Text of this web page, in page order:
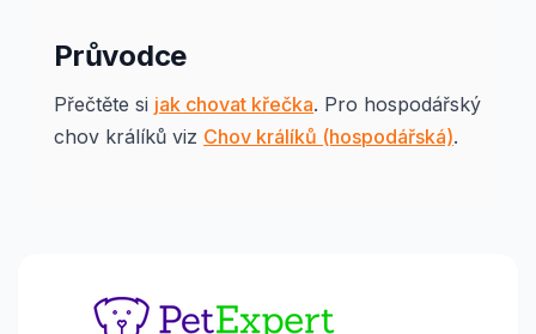
Průvodce
Přečtěte si jak chovat křečka. Pro hospodářský
chov králíků viz Chov králíků (hospodářská).